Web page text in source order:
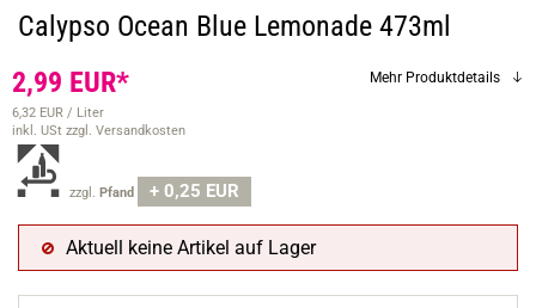
Calypso Ocean Blue Lemonade 473ml
2,99 EUR*
6,32 EUR / Liter
inkl. USt zzgl. Versandkosten
zzgl. Pfand + 0,25 EUR
Mehr Produktdetails
Aktuell keine Artikel auf Lager